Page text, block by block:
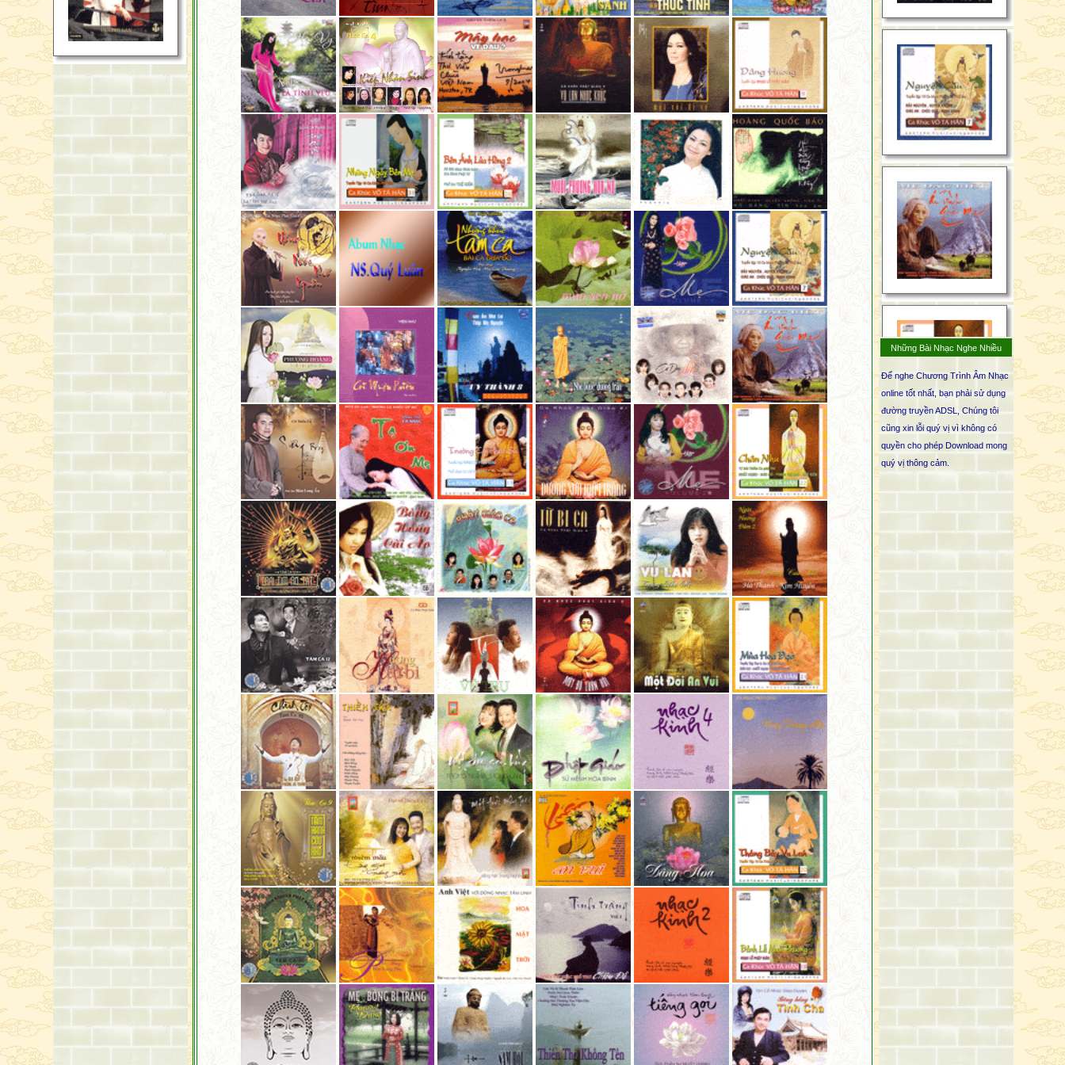
Không tài sản quốc độ,
Với việc làm phi pháp,
Vị ấy thật trì giới,
Có trí tuệ đúng pháp.
Ít người giữa nhân loại,
Đến được bờ bên kia,
Còn số người còn lại
Xuôi ngược chạy bbờ này.
Theeo chánh pháp khéo dạy,
Sẽ đến bờ bên kia,
Vượt ma lực khó thoát.
Kẻ trí bỏ pháp đen,
Tu tập theo pháp trắng,
Sống viễn ly khó lạc.
Hãy cầu vui niết bàn,
Bỏ dục, không sở hữu,
Kẻ trí tự rữa sạch,
Cấu uế từ nội tâm.
Những ai với chánh tâm,
Khéo tu tập giác chi,
Từ bỏ mọi ái nhiễm,
Hoan hỷ không chấp thủ,
Không lậu hoặc sáng chói,
Những Bài Nhạc Nghe Nhiều
Để nghe Chương Trình Âm Nhạc
online tốt nhất, bạn phải sử dụng
đường truyền ADSL, Chúng tôi
cũng xin lỗi quý vị vì không có
quyền cho phép Download mong
quý vị thông cảm.